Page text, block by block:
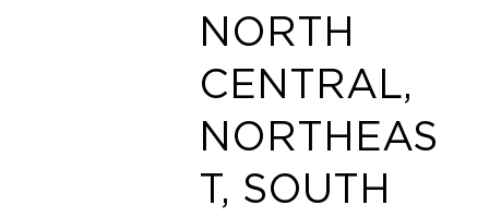
NORTH
CENTRAL,
NORTHEAS
T, SOUTH